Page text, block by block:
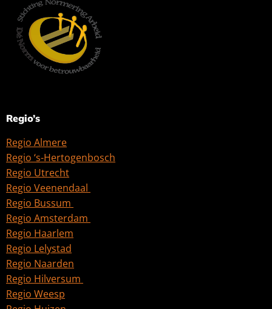
Regio’s
Regio Almere
Regio ‘s-Hertogenbosch
Regio Utrecht
Regio Veenendaal
Regio Bussum
Regio Amsterdam
Regio Haarlem
Regio Lelystad
Regio Naarden
Regio Hilversum
Regio Weesp